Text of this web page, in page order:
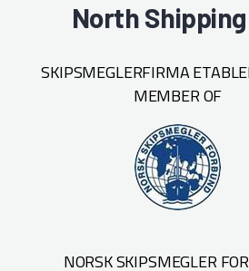
North
SKIPSMEGLERFIRMA
MEMBER OF
NORSK SKIPSMEGLER